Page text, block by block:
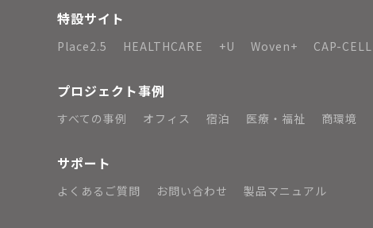
特設サイト
Place2.5 HEALTHCARE +U Woven+ CAP-CELL
プロジェクト事例
すべての事例 オフィス 宿泊 医療・福祉 商環境
サポート
よくあるご質問 お問い合わせ 製品マニュアル